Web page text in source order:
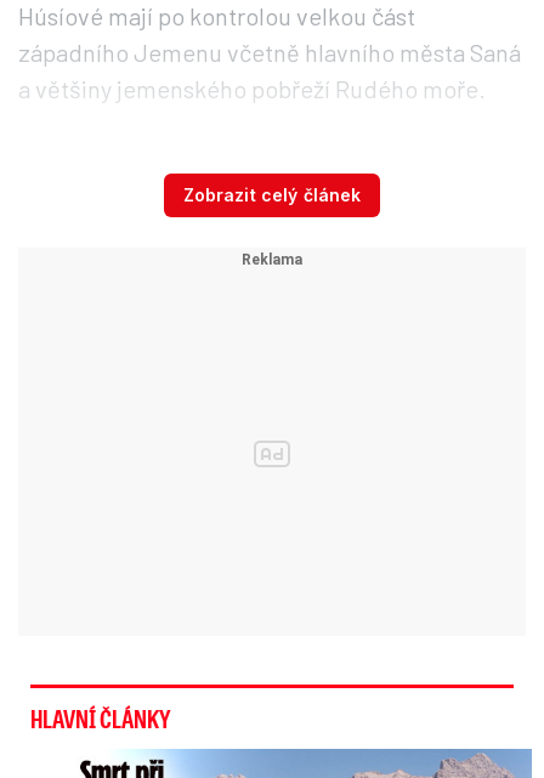
Húsíové mají po kontrolou velkou část
západního Jemenu včetně hlavního města Saná
a většiny jemenského pobřeží Rudého moře.
Íránem podporovaní šíitští povstalci útočí od
loňského listopadu prakticky denně na
nákladní lodě na klíčové obchodní trase v
Spojené státy a Británie na útoky povstalců
Zobrazit celý článek
HLAVNÍ ČLÁNKY